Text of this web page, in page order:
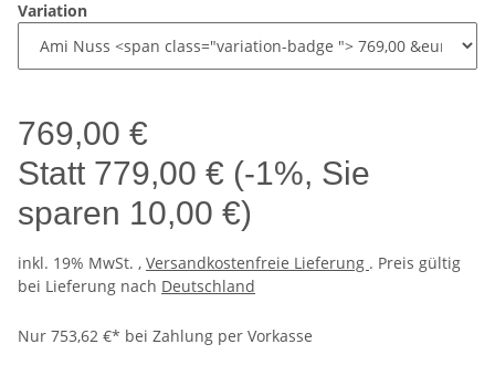
Variation
769,00 €
Statt 779,00 € (-1%, Sie
sparen 10,00 €)
inkl. 19% MwSt. , Versandkostenfreie Lieferung . Preis gültig
bei Lieferung nach Deutschland
Nur 753,62 €* bei Zahlung per Vorkasse